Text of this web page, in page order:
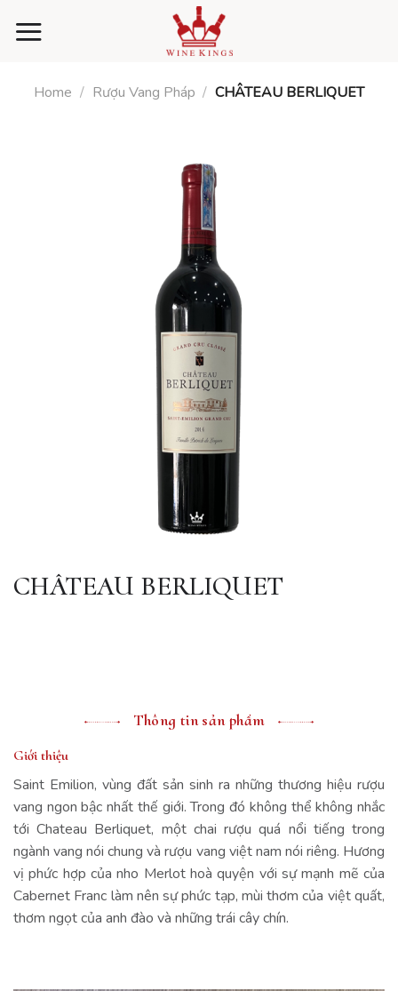
Home / Rượu Vang Pháp / CHÂTEAU BERLIQUET
CHÂTEAU BERLIQUET
Thông tin sản phẩm
Giới thiệu
Saint Emilion, vùng đất sản sinh ra những thương hiệu rượu
vang ngon bậc nhất thế giới. Trong đó không thể không nhắc
tới Chateau Berliquet, một chai rượu quá nổi tiếng trong
ngành vang nói chung và rượu vang việt nam nói riêng. Hương
vị phức hợp của nho Merlot hoà quyện với sự mạnh mẽ của
Cabernet Franc làm nên sự phức tạp, mùi thơm của việt quất,
thơm ngọt của anh đào và những trái cây chín.